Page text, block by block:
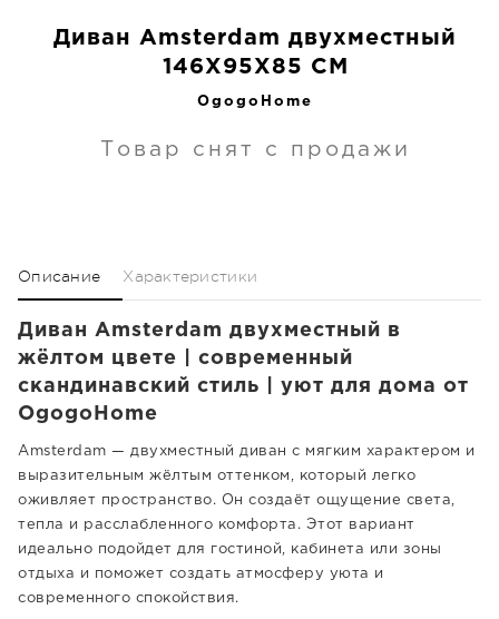
Диван Amsterdam двухместный
146X95X85 CM
OgogoHome
Товар снят с продажи
Описание Характеристики
Диван Amsterdam двухместный в
жёлтом цвете | современный
скандинавский стиль | уют для дома от
OgogoHome
Amsterdam — двухместный диван с мягким характером и
выразительным жёлтым оттенком, который легко
оживляет пространство. Он создаёт ощущение света,
тепла и расслабленного комфорта. Этот вариант
идеально подойдет для гостиной, кабинета или зоны
отдыха и поможет создать атмосферу уюта и
современного спокойствия.